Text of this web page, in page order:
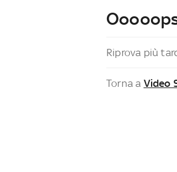
Riprova più
Torna a Video